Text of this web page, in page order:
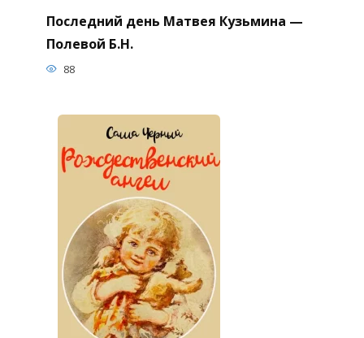
Последний день Матвея Кузьмина —
Полевой Б.Н.
88